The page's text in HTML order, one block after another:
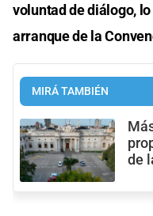
voluntad de diálogo,
arranque de la
MIRÁ TAMBIÉN
de